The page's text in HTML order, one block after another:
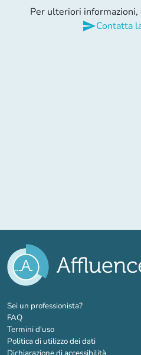
Per ulteriori
sendContatta
Sei un professionista?(nuova scheda)
FAQ
Termini d'uso
Politica di utilizzo dei dati